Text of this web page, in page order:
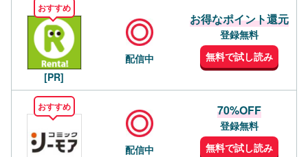
おすすめ
[PR]
配信中
お得なポイント還元
登録無料
無料で試し読み
おすすめ
配信中
70%OFF
登録無料
無料で試し読み